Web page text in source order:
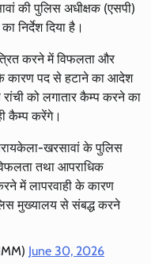
की पुलिस अधीक्षक (एसपी)
निर्देश दिया है।
करने में विफलता और
के कारण पद से हटाने का आदेश
को लगातार कैम्प करने का
कैम्प करेंगे।
खरसावां के पुलिस
तथा आपराधिक
में लापरवाही के कारण
मुख्यालय से संबद्ध करने
June 30, 2026